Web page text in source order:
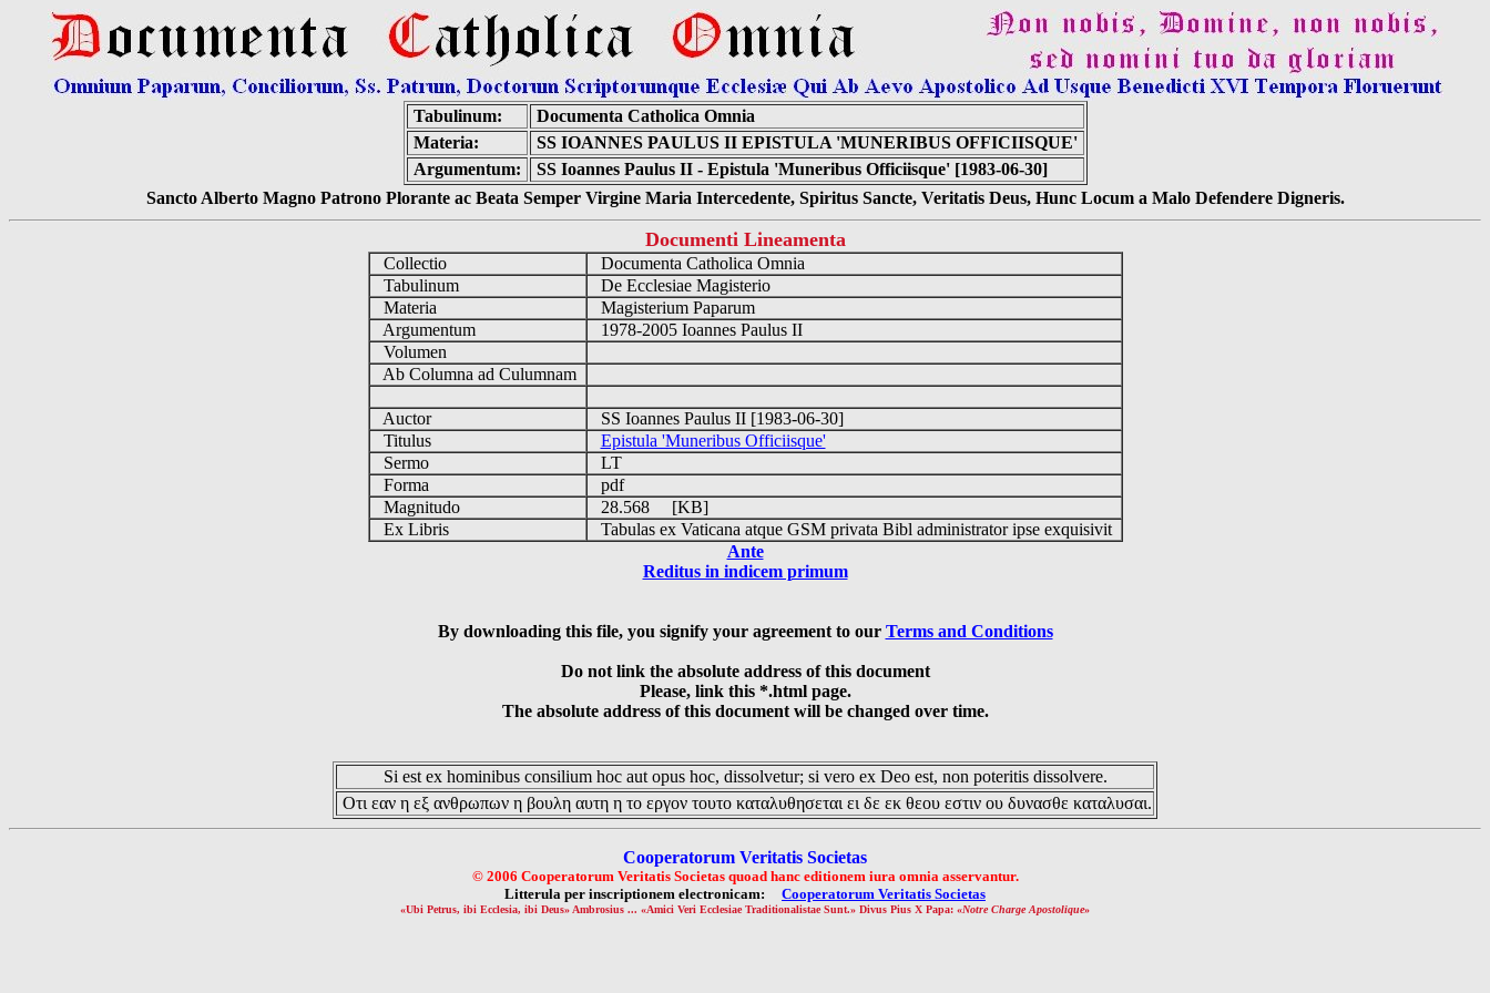
Tabulinum:
Documenta Catholica Omnia
Materia:
SS IOANNES PAULUS II EPISTULA 'MUNERIBUS OFFICIISQUE'
Argumentum:
SS Ioannes Paulus II - Epistula 'Muneribus Officiisque' [1983-06-30]
Sancto Alberto Magno Patrono Plorante ac Beata Semper Virgine Maria Intercedente, Spiritus Sancte, Veritatis Deus, Hunc Locum a Malo Defendere Digneris.
Documenti Lineamenta
Collectio
Documenta Catholica Omnia
Tabulinum
De Ecclesiae Magisterio
Materia
Magisterium Paparum
Argumentum
1978-2005 Ioannes Paulus II
Volumen
Ab Columna ad Culumnam
Auctor
SS Ioannes Paulus II [1983-06-30]
Titulus
Epistula 'Muneribus Officiisque'
Sermo
LT
Forma
pdf
Magnitudo
28.568 [KB]
Ex Libris
Tabulas ex Vaticana atque GSM privata Bibl administrator ipse exquisivit
Ante
Reditus in indicem primum
By downloading this file, you signify your agreement to our Terms and Conditions
Do not link the absolute address of this document
Please, link this *.html page.
The absolute address of this document will be changed over time.
Si est ex hominibus consilium hoc aut opus hoc, dissolvetur; si vero ex Deo est, non poteritis dissolvere.
Οτι εαν η εξ ανθρωπων η βουλη αυτη η το εργον τουτο καταλυθησεται ει δε εκ θεου εστιν ου δυνασθε καταλυσαι.
Cooperatorum Veritatis Societas
© 2006 Cooperatorum Veritatis Societas quoad hanc editionem iura omnia asservantur.
Litterula per inscriptionem electronicam: Cooperatorum Veritatis Societas
«Ubi Petrus, ibi Ecclesia, ibi Deus» Ambrosius ... «Amici Veri Ecclesiae Traditionalistae Sunt.» Divus Pius X Papa: «Notre Charge Apostolique»